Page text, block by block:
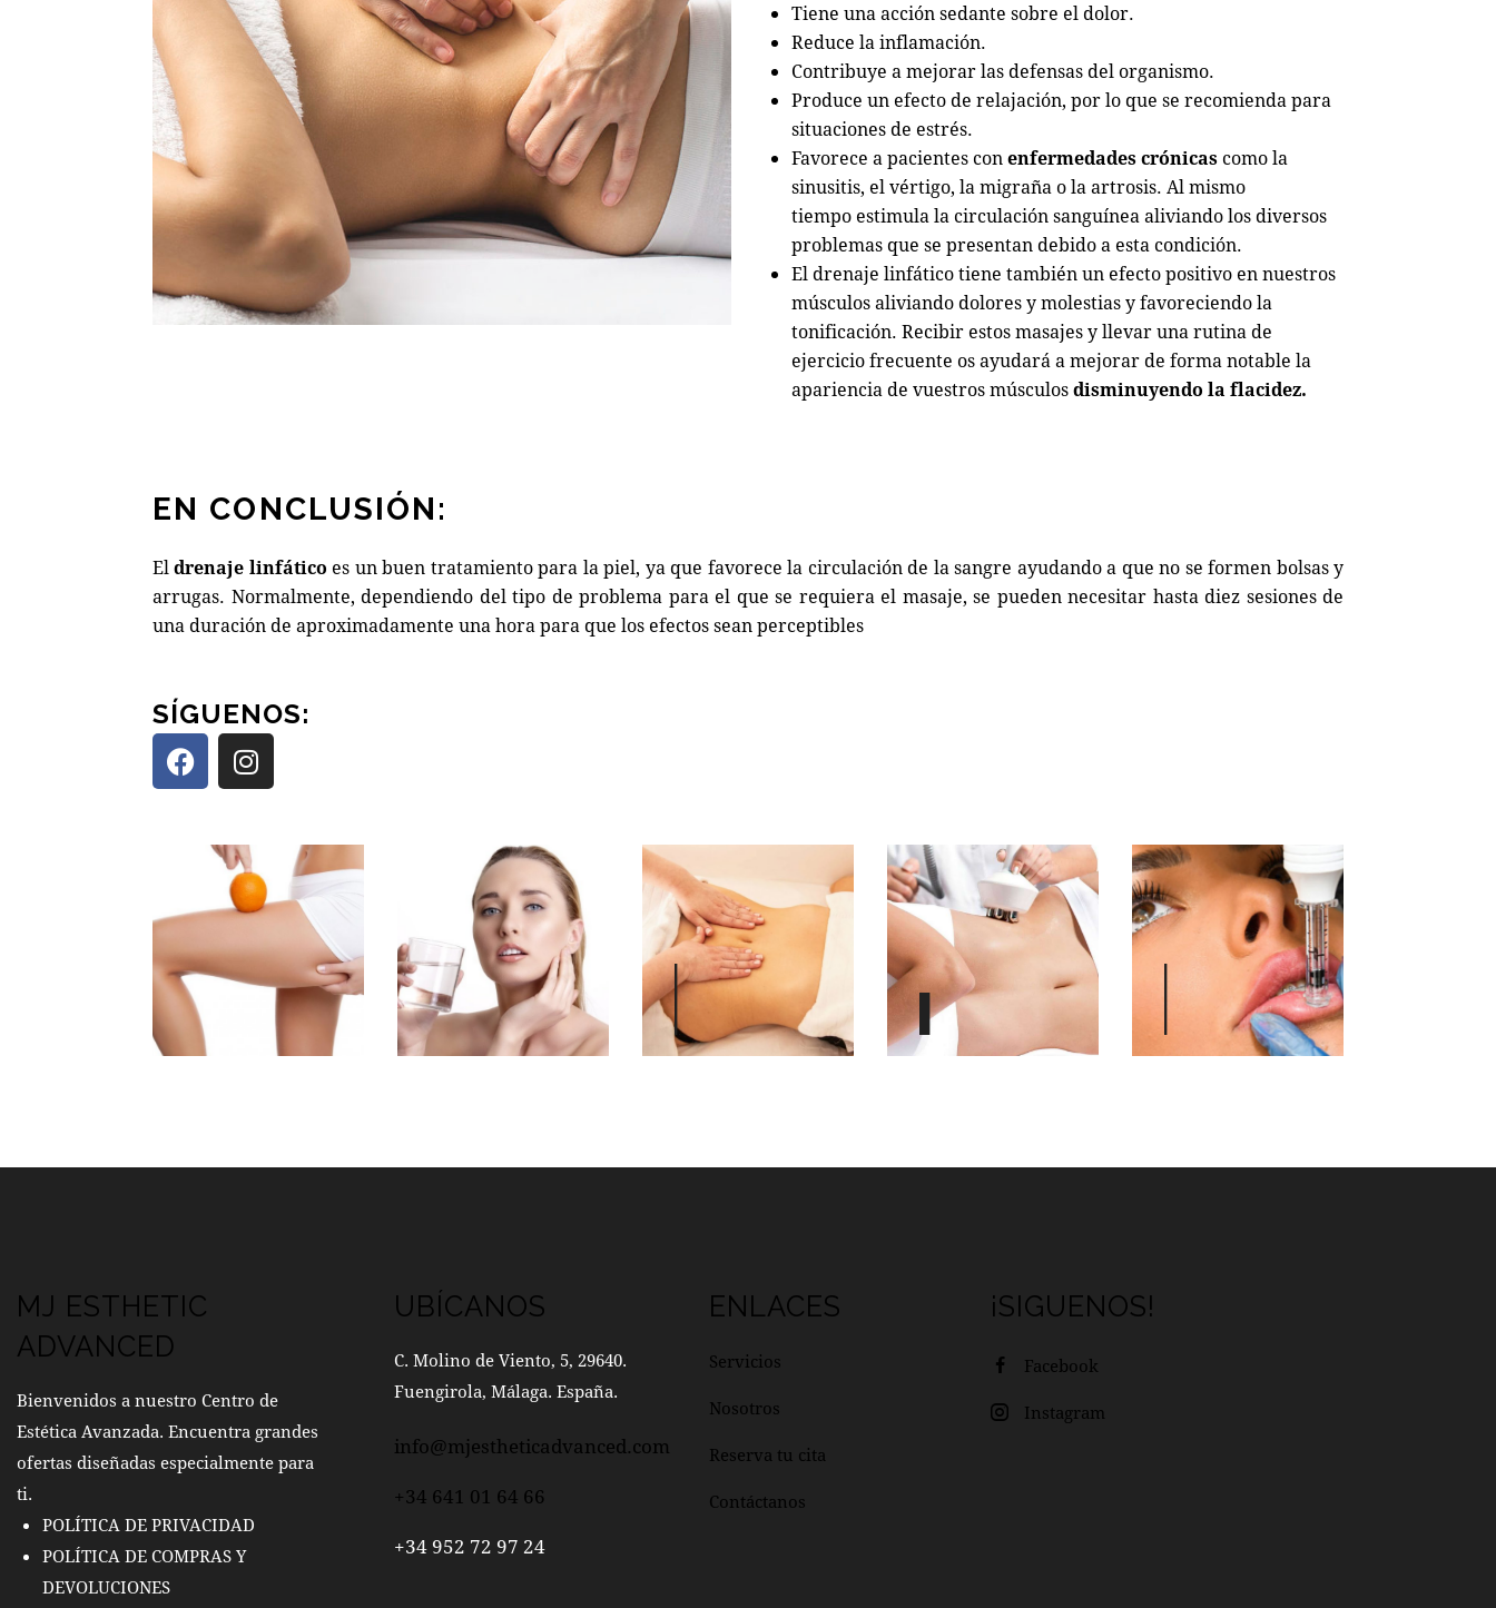
Tiene una acción sedante sobre el dolor.
Reduce la inflamación.
Contribuye a mejorar las defensas del organismo.
Produce un efecto de relajación, por lo que se recomienda para
situaciones de estrés.
Favorece a pacientes con enfermedades crónicascomo la
sinusitis, el vértigo, la migraña o la artrosis. Al mismo
tiempo estimula la circulación sanguínea aliviando los diversos
problemas que se presentan debido a esta condición.
El drenaje linfático tiene también un efecto positivo en nuestros
músculos aliviando dolores y molestias y favoreciendo la
tonificación. Recibir estos masajes y llevar una rutina de
ejercicio frecuente os ayudará a mejorar de forma notable la
apariencia de vuestros músculosdisminuyendo la flacidez.
EN CONCLUSIÓN:
Eldrenaje linfático es un buen tratamiento para la piel, ya que favorece la circulación de la sangre ayudando a que no se formen bolsas y
arrugas. Normalmente, dependiendo del tipo de problema para el que se requiera el masaje, se pueden necesitar hasta diez sesiones de
una duración de aproximadamente una hora para que los efectos sean perceptibles
SÍGUENOS:
MEJOR
FORMA
DE
HIDRATA
RSE?
CONSEJOS
CON EL
DRENAJE
LINFÁTIC
O
TRATAMIENTO
CORPORAL
RADIOFR
ECUENCI
A
CORPOR
APARATOLOGÍA
¿QUÉ ES
EL
HYALUR
ON PEN?
TRATAMIENTO
MJ ESTHETIC
ADVANCED
Bienvenidos a nuestro Centro de
Estética Avanzada. Encuentra grandes
ofertas diseñadas especialmente para
ti.
POLÍTICA DE PRIVACIDAD
POLÍTICA DE COMPRAS Y
DEVOLUCIONES
UBÍCANOS
C. Molino de Viento, 5, 29640.
Fuengirola, Málaga. España.
info@mjestheticadvanced.com
+34 641 01 64 66
+34 952 72 97 24
ENLACES
Servicios
Nosotros
Reserva tu cita
Contáctanos
¡SIGUENOS!
Facebook
Instagram